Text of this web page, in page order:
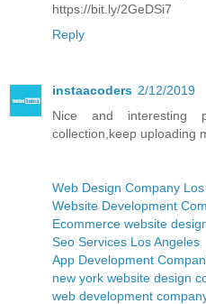
https://bit.ly/2GeDSi7
Reply
instaacoders 2/12/2019
Nice and interesting
collection,keep uploading
Web Design Company
Website Development
Ecommerce website
Seo Services Los Angeles
App Development
new york website design
web development